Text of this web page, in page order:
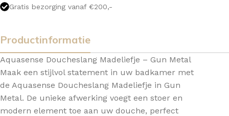
Gratis bezorging vanaf €200,-
Productinformatie
Aquasense Doucheslang Madeliefje – Gun Metal
Maak een stijlvol statement in uw badkamer met
de Aquasense Doucheslang Madeliefje in Gun
Metal. De unieke afwerking voegt een stoer en
modern element toe aan uw douche, perfect